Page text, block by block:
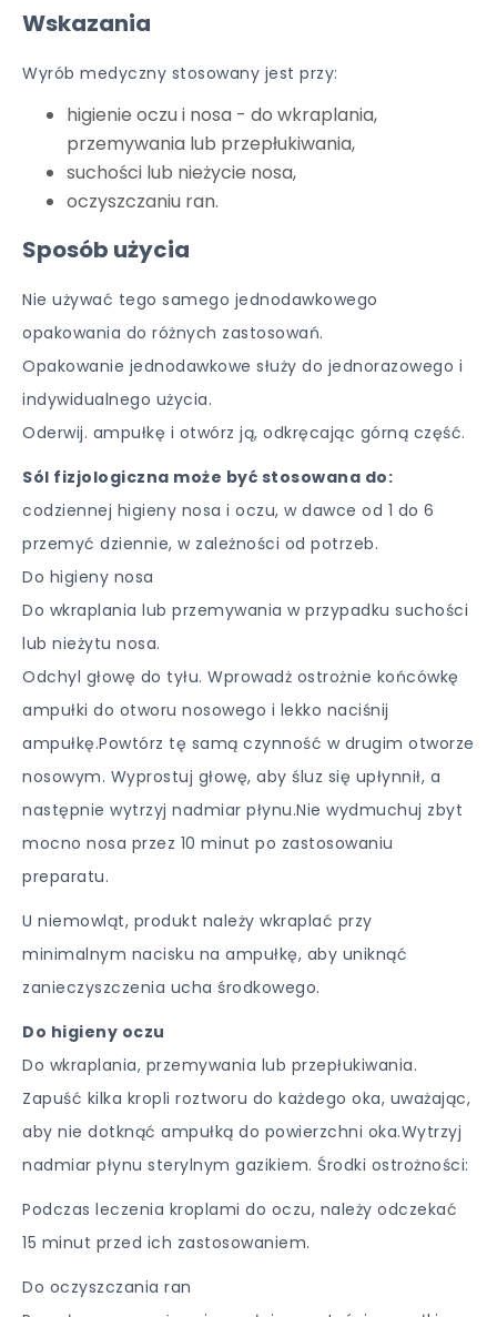
Wskazania
Wyrób medyczny stosowany jest przy:
higienie oczu i nosa - do wkraplania,
przemywania lub przepłukiwania,
suchości lub nieżycie nosa,
oczyszczaniu ran.
Sposób użycia
Nie używać tego samego jednodawkowego
opakowania do różnych zastosowań.
Opakowanie jednodawkowe służy do jednorazowego i
indywidualnego użycia.
Oderwij. ampułkę i otwórz ją, odkręcając górną część.
Sól fizjologiczna może być stosowana do:
codziennej higieny nosa i oczu, w dawce od 1 do 6
przemyć dziennie, w zależności od potrzeb.
Do higieny nosa
Do wkraplania lub przemywania w przypadku suchości
lub nieżytu nosa.
Odchyl głowę do tyłu. Wprowadż ostrożnie końcówkę
ampułki do otworu nosowego i lekko naciśnij
ampułkę.Powtórz tę samą czynność w drugim otworze
nosowym. Wyprostuj głowę, aby śluz się upłynnił, a
następnie wytrzyj nadmiar płynu.Nie wydmuchuj zbyt
mocno nosa przez 10 minut po zastosowaniu
preparatu.
U niemowląt, produkt należy wkraplać przy
minimalnym nacisku na ampułkę, aby uniknąć
zanieczyszczenia ucha środkowego.
Do higieny oczu
Do wkraplania, przemywania lub przepłukiwania.
Zapuść kilka kropli roztworu do każdego oka, uważając,
aby nie dotknąć ampułką do powierzchni oka.Wytrzyj
nadmiar płynu sterylnym gazikiem. Środki ostrożności:
Podczas leczenia kroplami do oczu, należy odczekać
15 minut przed ich zastosowaniem.
Do oczyszczania ran